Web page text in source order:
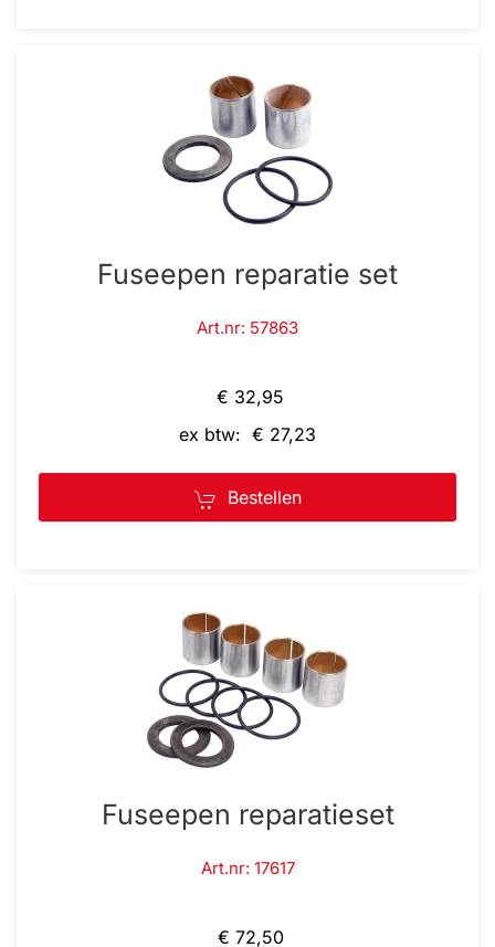
Fuseepen reparatie set
Art.nr: 57863
€ 32,95
ex btw: € 27,23
Bestellen
Fuseepen reparatieset
Art.nr: 17617
€ 72,50